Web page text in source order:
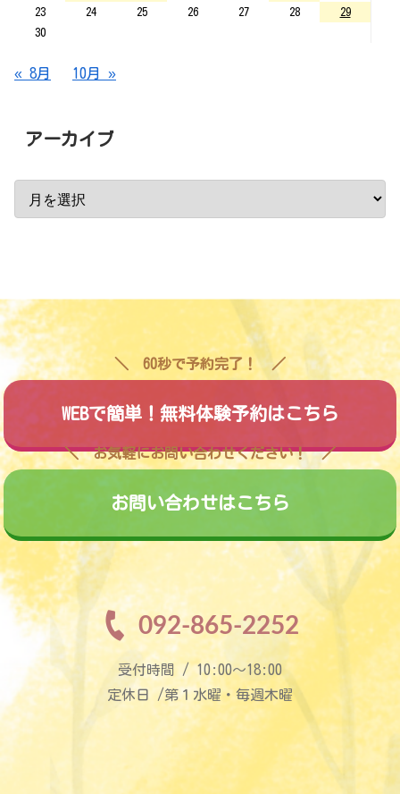
23
24 25 26 27 28
29
30
« 8月 10月 »
アーカイブ
60秒で予約完了！
WEBで簡単！無料体験予約はこちら
お気軽にお問い合わせください！
お問い合わせはこちら
092-865-2252
受付時間 / 10:00〜18:00
定休日 /第１水曜・毎週木曜